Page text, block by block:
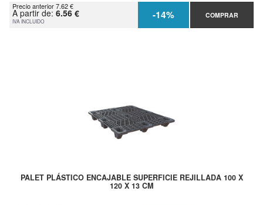
Precio anterior 7.62 €
A partir de: 6.56 €
IVA INCLUIDO -14% COMPRAR
PALET PLÁSTICO ENCAJABLE SUPERFICIE REJILLADA 100 X
120 X 13 CM